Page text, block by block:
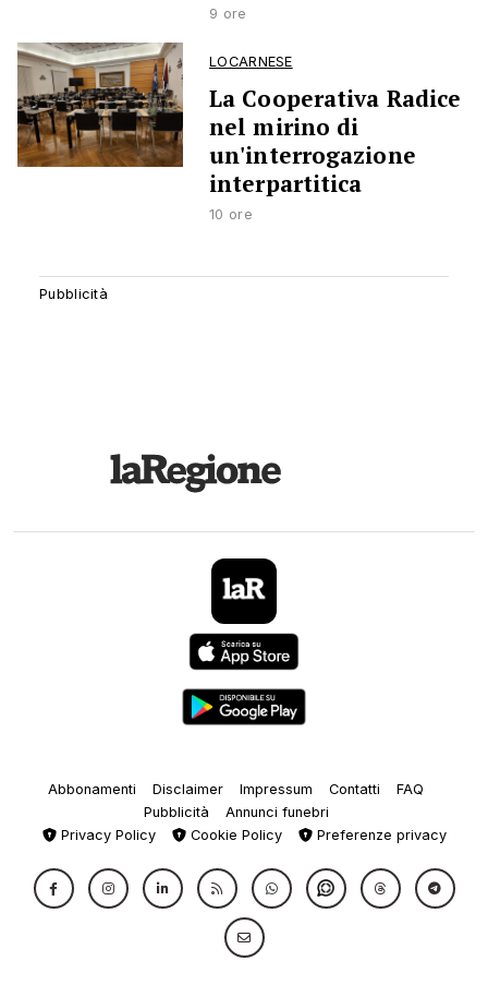
9 ore
LOCARNESE
La Cooperativa Radice
nel mirino di
un'interrogazione
interpartitica
10 ore
Abbonamenti Disclaimer Impressum Contatti
FAQ
Pubblicità
Annunci funebri
Privacy Policy
Cookie Policy Preferenze privacy